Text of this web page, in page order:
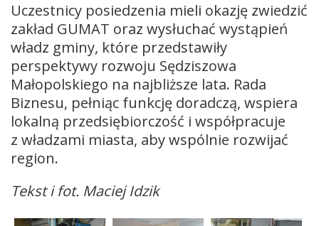
Uczestnicy posiedzenia mieli okazję zwiedzić
zakład GUMAT oraz wysłuchać wystąpień
władz gminy, które przedstawiły
perspektywy rozwoju Sędziszowa
Małopolskiego na najbliższe lata. Rada
Biznesu, pełniąc funkcję doradczą, wspiera
lokalną przedsiębiorczość i współpracuje
z władzami miasta, aby wspólnie rozwijać
region.
Tekst i fot. Maciej Idzik